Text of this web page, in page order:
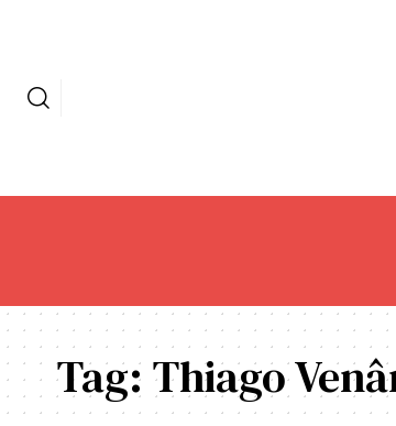
Tag: Thiago